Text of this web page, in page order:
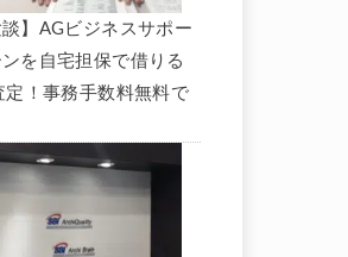
】AGビジネスサポー
を自宅担保で借りる
！事務手数料無料で